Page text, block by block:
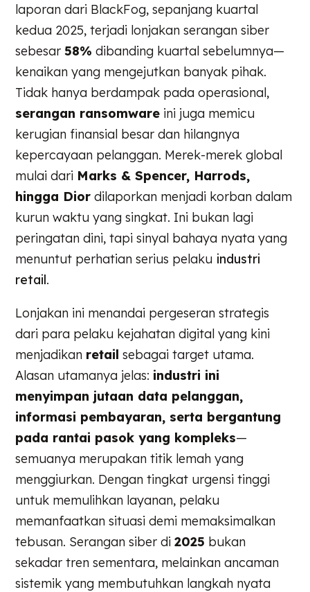
laporan dari BlackFog, sepanjang kuartal
kedua 2025, terjadi lonjakan serangan siber
sebesar58% dibanding kuartal sebelumnya—
kenaikan yang mengejutkan banyak pihak.
Tidak hanya berdampak pada operasional,
serangan ransomware ini juga memicu
kerugian finansial besar dan hilangnya
kepercayaan pelanggan. Merek-merek global
mulai dari Marks & Spencer, Harrods,
hingga Dior dilaporkan menjadi korban dalam
kurun waktu yang singkat. Ini bukan lagi
peringatan dini, tapi sinyal bahaya nyata yang
menuntut perhatian serius pelaku industri
retail.
Lonjakan ini menandai pergeseran strategis
dari para pelaku kejahatan digital yang kini
menjadikan retail sebagai target utama.
Alasan utamanya jelas: industri ini
menyimpan jutaan data pelanggan,
informasi pembayaran, serta bergantung
pada rantai pasok yang kompleks—
semuanya merupakan titik lemah yang
menggiurkan. Dengan tingkat urgensi tinggi
untuk memulihkan layanan, pelaku
memanfaatkan situasi demi memaksimalkan
tebusan. Serangan siber di2025 bukan
sekadar tren sementara, melainkan ancaman
sistemik yang membutuhkan langkah nyata